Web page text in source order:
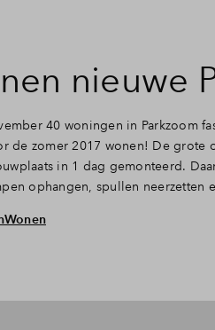
nieuwe
40 woningen in Parkzoom
de zomer 2017 wonen! De grote
in 1 dag gemonteerd.
ophangen, spullen neerzetten